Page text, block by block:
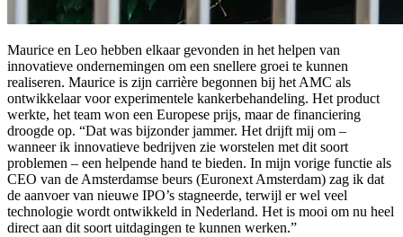
Maurice en Leo hebben elkaar gevonden in het helpen van
innovatieve ondernemingen om een snellere groei te kunnen
realiseren. Maurice is zijn carrière begonnen bij het AMC als
ontwikkelaar voor experimentele kankerbehandeling. Het product
werkte, het team won een Europese prijs, maar de financiering
droogde op. “Dat was bijzonder jammer. Het drijft mij om –
wanneer ik innovatieve bedrijven zie worstelen met dit soort
problemen – een helpende hand te bieden. In mijn vorige functie als
CEO van de Amsterdamse beurs (Euronext Amsterdam) zag ik dat
de aanvoer van nieuwe IPO’s stagneerde, terwijl er wel veel
technologie wordt ontwikkeld in Nederland. Het is mooi om nu heel
direct aan dit soort uitdagingen te kunnen werken.”